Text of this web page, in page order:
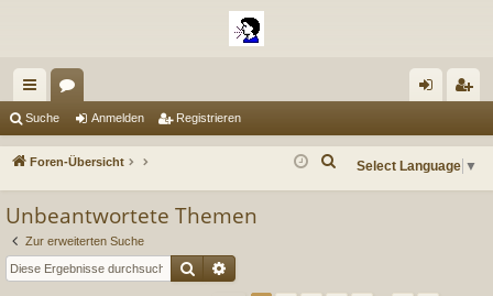
ch
ne
ug
riff
en m ist
Suche Anmelden Registrieren
Foren-Übersicht Select Language ▼
Unbeantwortete Themen
Zur erweiterten Suche
Suche